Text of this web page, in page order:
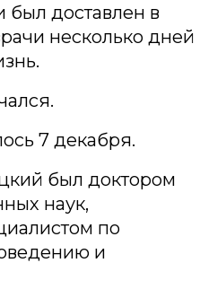
был доставлен в
несколько дней
7 декабря.
был доктором
наук,
по
и